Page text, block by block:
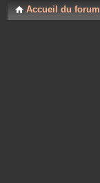
Accueil du forum